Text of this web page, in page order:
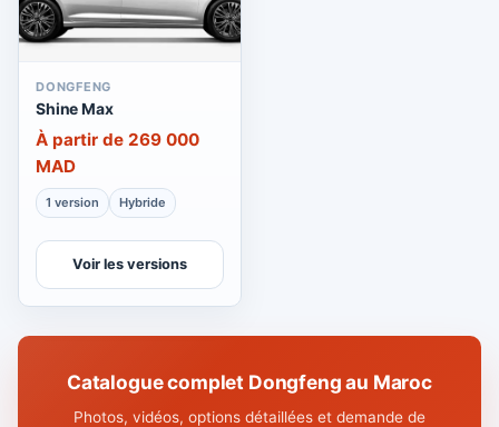
DONGFENG
Shine Max
À partir de 269 000
MAD
1 version Hybride
Voir les versions
Catalogue complet Dongfeng au Maroc
Photos, vidéos, options détaillées et demande de